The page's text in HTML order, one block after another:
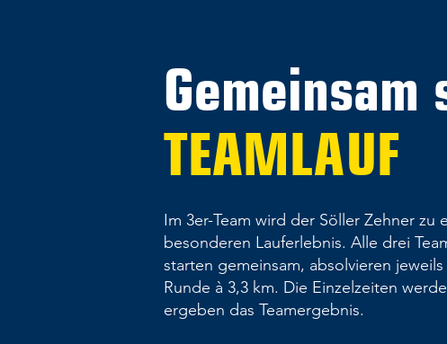
Gemeinsam
TEAMLAUF
Im 3er-Team wird der Söller Zehner zu
besonderen Lauferlebnis. Alle drei
starten gemeinsam, absolvieren
Runde à 3,3 km. Die Einzelzeiten
ergeben das Teamergebnis.